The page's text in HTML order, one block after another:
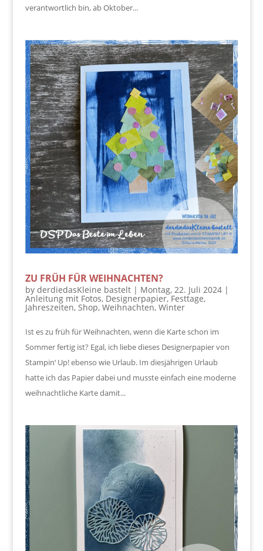
verantwortlich bin, ab Oktober...
ZU FRÜH FÜR WEIHNACHTEN?
by derdiedasKleine bastelt| Montag, 22. Juli 2024|
Anleitung mit Fotos, Designerpapier, Festtage,
Jahreszeiten, Shop, Weihnachten, Winter
Ist es zu früh für Weihnachten, wenn die Karte schon im
Sommer fertig ist? Egal, ich liebe dieses Designerpapier von
Stampin‘ Up! ebenso wie Urlaub. Im diesjährigen Urlaub
hatte ich das Papier dabei und musste einfach eine moderne
weihnachtliche Karte damit...